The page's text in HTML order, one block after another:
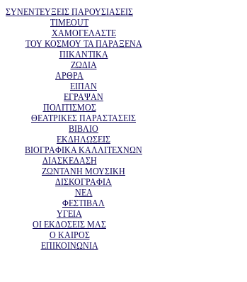
ΣΥΝΕΝΤΕΥΞΕΙΣ ΠΑΡΟΥΣΙΑΣΕΙΣ
TIMEOUT
ΧΑΜΟΓΕΛΑΣΤΕ
ΤΟΥ ΚΟΣΜΟΥ ΤΑ ΠΑΡΑΞΕΝΑ
ΠΙΚΑΝΤΙΚΑ
ΖΩΔΙΑ
ΑΡΘΡΑ
ΕΙΠΑΝ
ΕΓΡΑΨΑΝ
ΠΟΛΙΤΙΣΜΟΣ
ΘΕΑΤΡΙΚΕΣ ΠΑΡΑΣΤΑΣΕΙΣ
ΒΙΒΛΙΟ
ΕΚΔΗΛΩΣΕΙΣ
ΒΙΟΓΡΑΦΙΚΑ ΚΑΛΛΙΤΕΧΝΩΝ
ΔΙΑΣΚΕΔΑΣΗ
ΖΩΝΤΑΝΗ ΜΟΥΣΙΚΗ
ΔΙΣΚΟΓΡΑΦΙΑ
ΝΕΑ
ΦΕΣΤΙΒΑΛ
ΥΓΕΙΑ
ΟΙ ΕΚΔΟΣΕΙΣ ΜΑΣ
Ο ΚΑΙΡΟΣ
ΕΠΙΚΟΙΝΩΝΙΑ